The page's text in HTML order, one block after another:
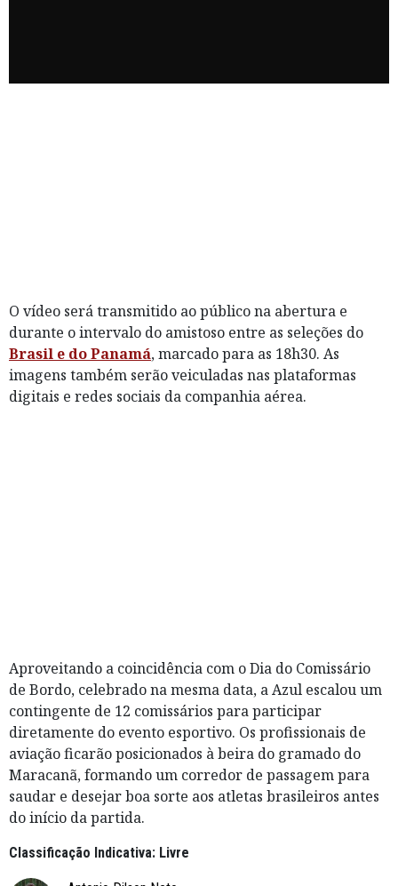
O vídeo será transmitido ao público na abertura e
durante o intervalo do amistoso entre as seleções do
Brasil e do Panamá, marcado para as 18h30. As
imagens também serão veiculadas nas plataformas
digitais e redes sociais da companhia aérea.
Aproveitando a coincidência com o Dia do Comissário
de Bordo, celebrado na mesma data, a Azul escalou um
contingente de 12 comissários para participar
diretamente do evento esportivo. Os profissionais de
aviação ficarão posicionados à beira do gramado do
Maracanã, formando um corredor de passagem para
saudar e desejar boa sorte aos atletas brasileiros antes
do início da partida.
Classificação Indicativa: Livre